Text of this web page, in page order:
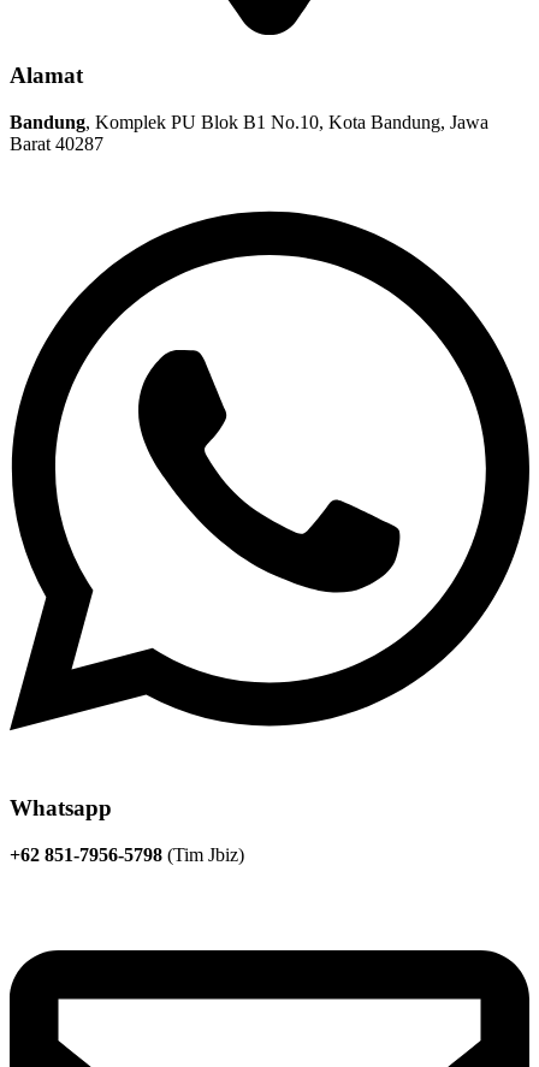
Alamat
Bandung, Komplek PU Blok B1 No.10, Kota Bandung, Jawa
Barat 40287
Whatsapp
+62 851-7956-5798 (Tim Jbiz)